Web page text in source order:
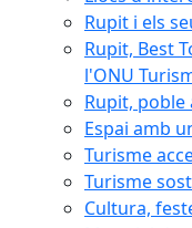
Rupit i els
Rupit, Best
l'ONU
Rupit,
Espai amb
Turisme
Turisme
Cultura,